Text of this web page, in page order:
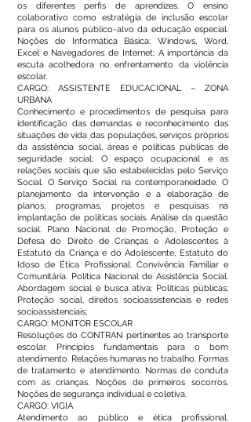
os diferentes perfis de aprendizes. O ensino
colaborativo como estratégia de inclusão escolar
para os alunos público-alvo da educação especial.
Noções de Informática Básica: Windows, Word,
Excel e Navegadores de Internet; A importância da
escuta acolhedora no enfrentamento da violência
escolar.
CARGO: ASSISTENTE EDUCACIONAL – ZONA
URBANA
Conhecimento e procedimentos de pesquisa para
identificação das demandas e reconhecimento das
situações de vida das populações, serviços próprios
da assistência social, áreas e políticas públicas de
seguridade social; O espaço ocupacional e as
relações sociais que são estabelecidas pelo Serviço
Social. O Serviço Social na contemporaneidade. O
planejamento da intervenção e a elaboração de
planos, programas, projetos e pesquisas na
implantação de políticas sociais. Análise da questão
social. Plano Nacional de Promoção, Proteção e
Defesa do Direito de Crianças e Adolescentes à
Estatuto da Criança e do Adolescente, Estatuto do
Idoso de Ética Profissional. Convivência Familiar e
Comunitária. Política Nacional de Assistência Social.
Abordagem social e busca ativa; Políticas públicas;
Proteção social, direitos socioassistenciais e redes
socioassistenciais;
CARGO: MONITOR ESCOLAR
Resoluções do CONTRAN pertinentes ao transporte
escolar. Princípios fundamentais para o bom
atendimento. Relações humanas no trabalho. Formas
de tratamento e atendimento. Normas de conduta
com as crianças. Noções de primeiros socorros.
Noções de segurança individual e coletiva.
CARGO: VIGIA
Atendimento ao público e ética profissional.